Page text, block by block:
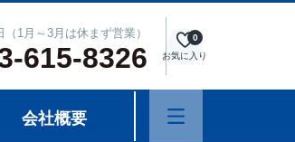
1月～3月は休まず営業）
615-8326 お気に入り
0
会社概要